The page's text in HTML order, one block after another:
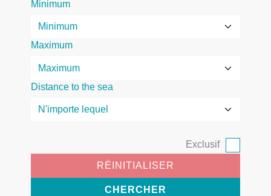
Minimum
Maximum
Distance to the sea
Exclusif
RÉINITIALISER
CHERCHER